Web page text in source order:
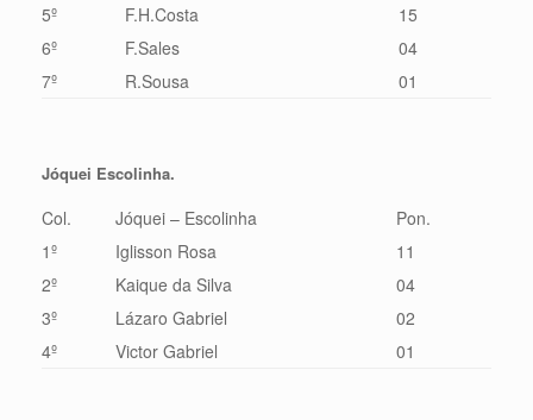
5º
F.H.Costa
15
6º
F.Sales
04
7º
R.Sousa 01
Jóquei Escolinha.
Col. Jóquei – Escolinha
Pon.
1º
Iglisson Rosa
11
2º
Kaique da Silva
04
3º
Lázaro Gabriel
02
4º
Victor Gabriel 01